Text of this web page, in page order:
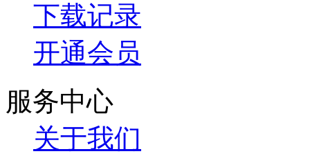
下载记录
开通会员
服务中心
关于我们